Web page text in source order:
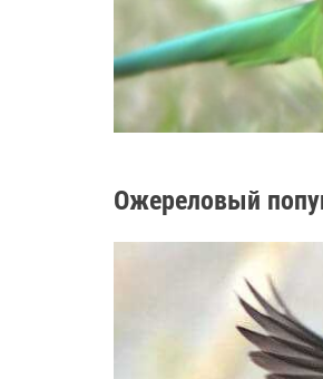
Ожереловый